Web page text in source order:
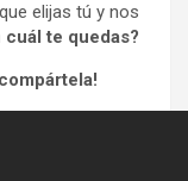
elijas tú y nos
cuál te quedas?